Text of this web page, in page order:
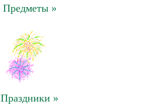
Предметы »
Праздники »